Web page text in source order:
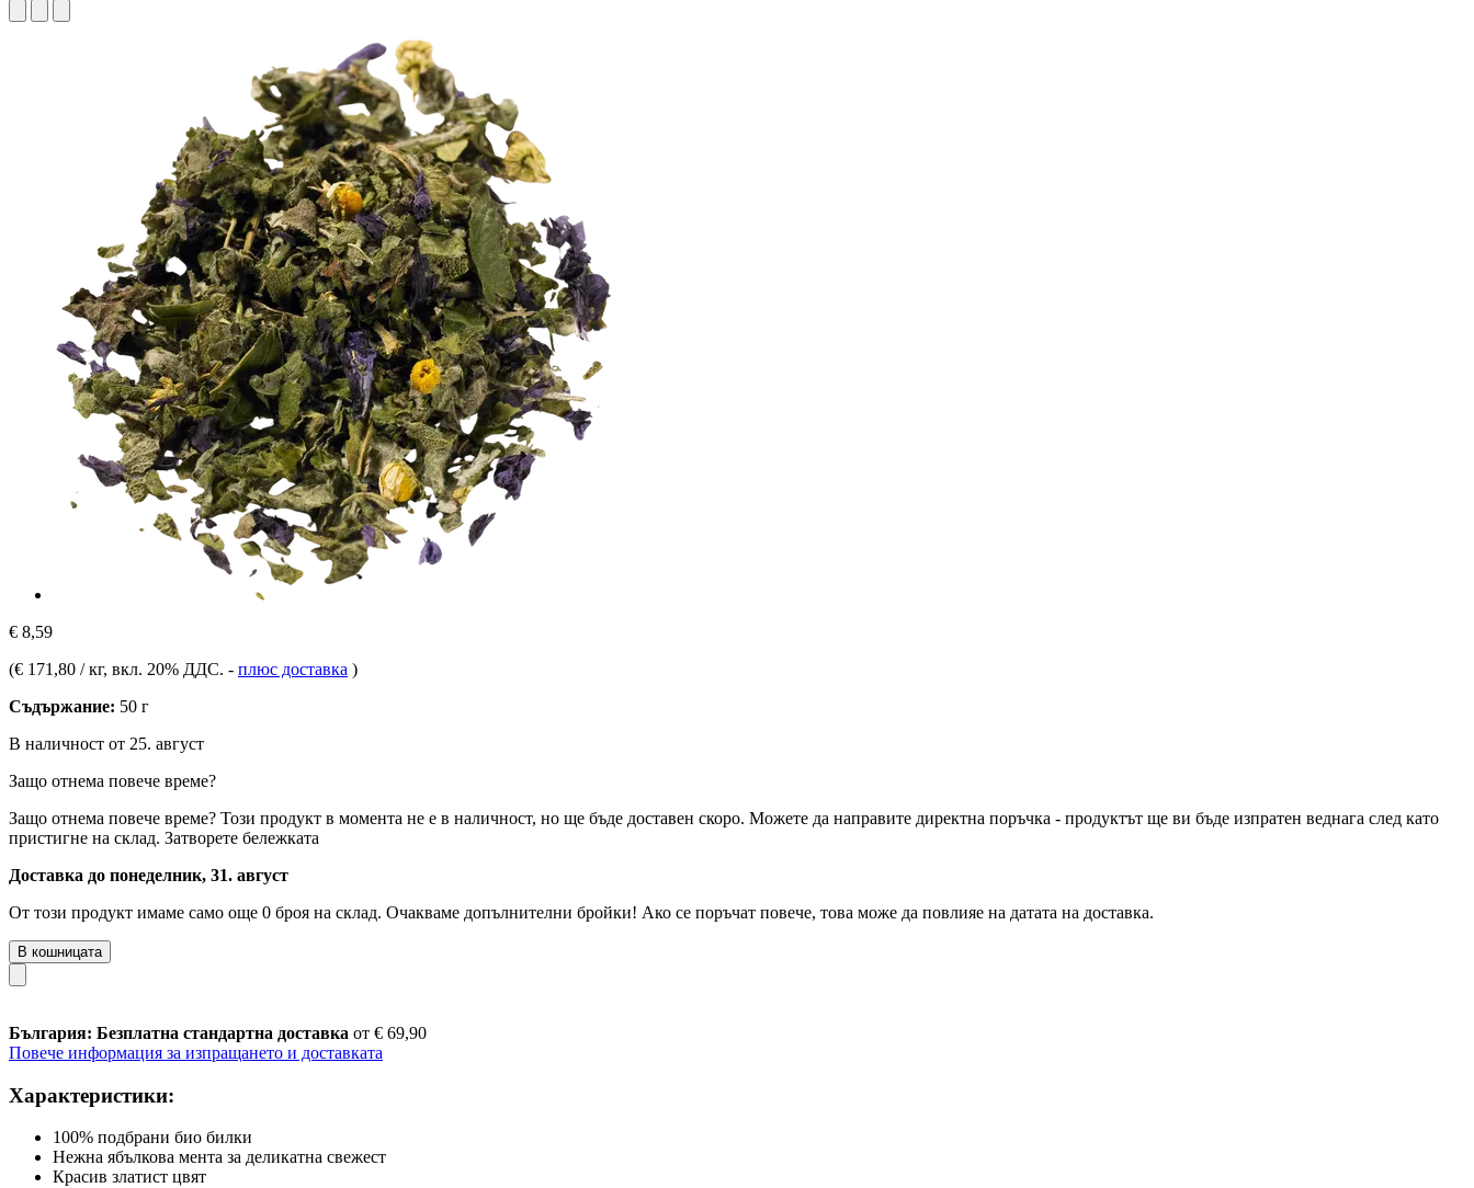
€ 8,59
(€ 171,80 / кг, вкл. 20% ДДС. - плюс доставка )
Съдържание: 50 г
В наличност от 25. август
Защо отнема повече време?
Защо отнема повече време? Този продукт в момента не е в наличност, но ще бъде доставен скоро. Можете да направите директна поръчка - продуктът ще ви бъде изпратен веднага след като
пристигне на склад. Затворете бележката
Доставка до понеделник, 31. август
От този продукт имаме само още 0 броя на склад. Очакваме допълнителни бройки! Ако се поръчат повече, това може да повлияе на датата на доставка.
В кошницата
България: Безплатна стандартна доставка от € 69,90
Повече информация за изпращането и доставката
Характеристики:
100% подбрани био билки
Нежна ябълкова мента за деликатна свежест
Красив златист цвят